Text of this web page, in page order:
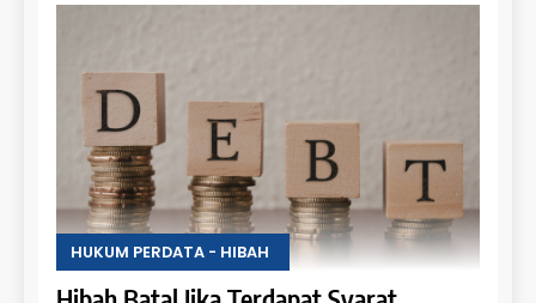
HUKUM PERDATA - HIBAH